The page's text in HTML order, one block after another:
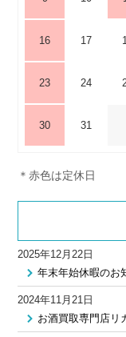
16 17
23 24
30 31
＊赤色は定休日
2025年12月22日
年末年始休暇のお
2024年11月21日
お酒買取専門店リ